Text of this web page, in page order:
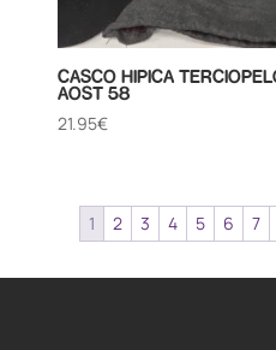
CASCO HIPICA
AOST 58
21.95€
1 2 3 4 5 6 7